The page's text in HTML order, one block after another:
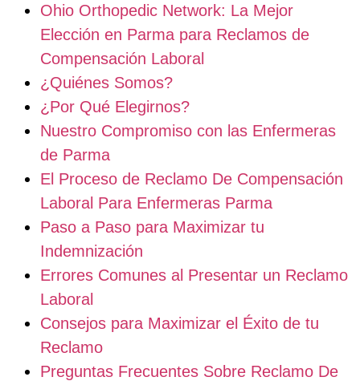
Ohio Orthopedic Network: La Mejor
Elección en Parma para Reclamos de
Compensación Laboral
¿Quiénes Somos?
¿Por Qué Elegirnos?
Nuestro Compromiso con las Enfermeras
de Parma
El Proceso de Reclamo De Compensación
Laboral Para Enfermeras Parma
Paso a Paso para Maximizar tu
Indemnización
Errores Comunes al Presentar un Reclamo
Laboral
Consejos para Maximizar el Éxito de tu
Reclamo
Preguntas Frecuentes Sobre Reclamo De